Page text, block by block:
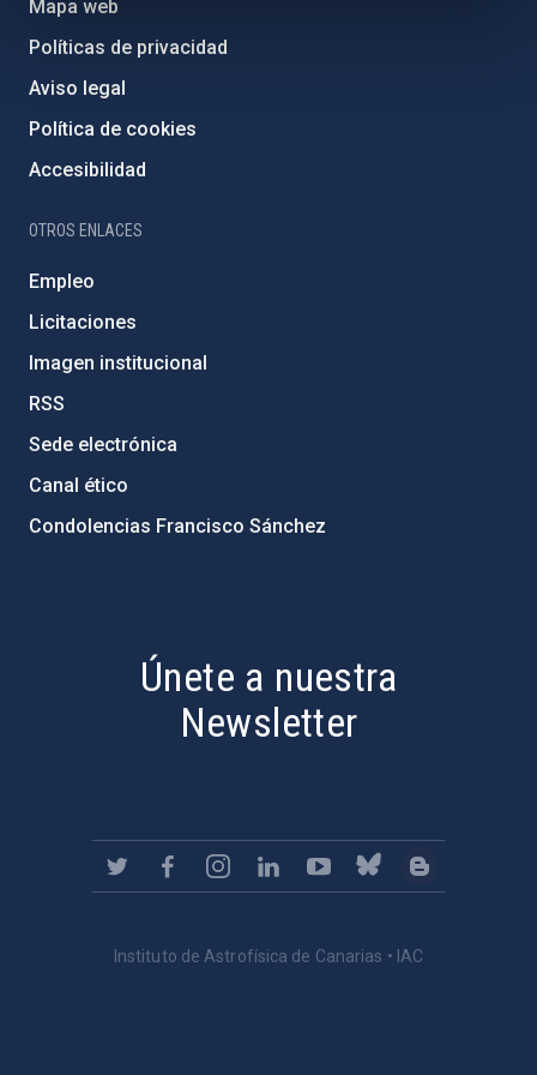
Mapa web
Políticas de privacidad
Aviso legal
Política de cookies
Accesibilidad
OTROS ENLACES
Empleo
Licitaciones
Imagen institucional
RSS
Sede electrónica
Canal ético
Condolencias Francisco Sánchez
Únete a nuestra
Newsletter
Instituto de Astrofísica de Canarias • IAC